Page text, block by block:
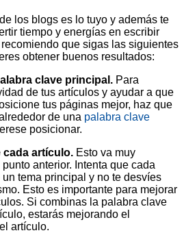
los blogs es lo tuyo y además te
tiempo y energías en escribir
que sigas las siguientes
obtener buenos resultados:
clave principal. Para
de tus artículos y ayudar a que
tus páginas mejor, haz que
de una palabra clave
posicionar.
cada artículo. Esto va muy
anterior. Intenta que cada
tema principal y no te desvíes
Esto es importante para mejorar
Si combinas la palabra clave
estarás mejorando el
artículo.